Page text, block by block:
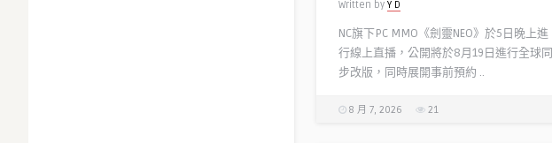
Written by Y D
NC旗下PC MMO《劍靈NEO》於5日晚上進
行線上直播，公開將於8月19日進行全球同
步改版，同時展開事前預約 ..
8 月 7, 2026 21